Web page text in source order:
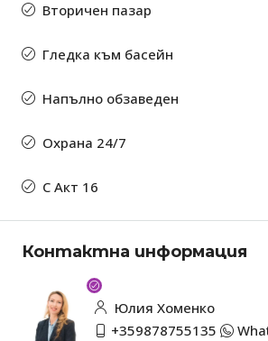
Вторичен пазар
Гледка към басейн
Напълно обзаведен
Охрана 24/7
С Акт 16
Контактна информация
Юлия Хоменко
+359878755135